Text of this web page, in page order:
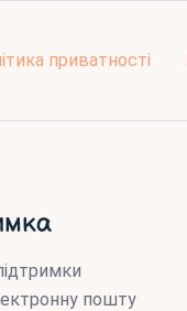
приватності
пошту